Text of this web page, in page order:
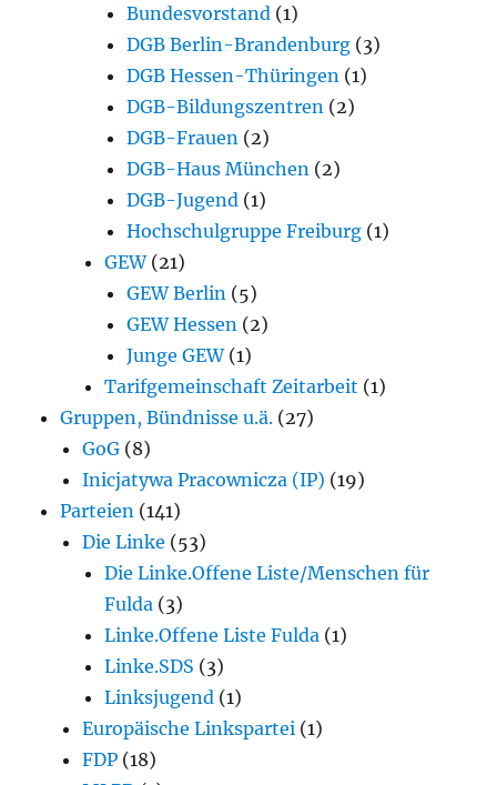
Bundesvorstand (1)
DGB Berlin-Brandenburg (3)
DGB Hessen-Thüringen (1)
DGB-Bildungszentren (2)
DGB-Frauen (2)
DGB-Haus München (2)
DGB-Jugend (1)
Hochschulgruppe Freiburg (1)
GEW(21)
GEW Berlin (5)
GEW Hessen (2)
Junge GEW(1)
Tarifgemeinschaft Zeitarbeit (1)
Gruppen, Bündnisse u.ä. (27)
GoG (8)
Inicjatywa Pracownicza (IP) (19)
Parteien (141)
Die Linke (53)
Die Linke.Offene Liste/Menschen für
Fulda (3)
Linke.Offene Liste Fulda (1)
Linke.SDS (3)
Linksjugend (1)
Europäische Linkspartei (1)
FDP (18)